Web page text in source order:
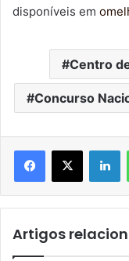
disponíveis em
Centro
Concurso
Facebook
X
Artigos